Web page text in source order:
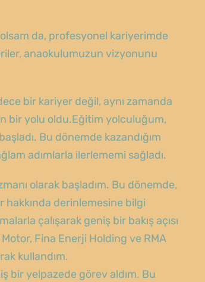
da, profesyonel kariyerimde
anaokulumuzun vizyonunu
bir kariyer değil, aynı zamanda
bir yolu oldu.Eğitim yolculuğum,
Bu dönemde kazandığım
adımlarla ilerlememi sağladı.
olarak başladım. Bu dönemde,
hakkında derinlemesine bilgi
çalışarak geniş bir bakış açısı
Fina Enerji Holding ve RMA
kullandım.
bir yelpazede görev aldım. Bu